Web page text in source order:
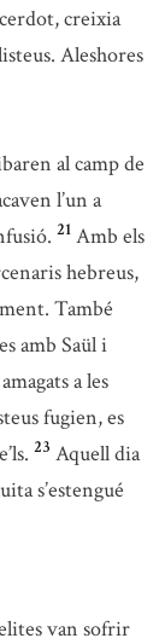
creixia
Aleshores
al camp de
l’un a
21 Amb els
hebreus,
També
amb Saül i
a les
fugien, es
23 Aquell dia
s’estengué
van sofrir